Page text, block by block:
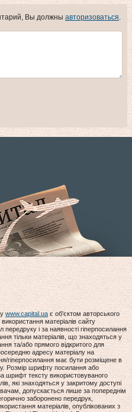
Вы должны авторизоваться.
www.capital.uaє об'єктом авторського
матеріалів сайту
і за наявності гіперпосилання
тільки матеріалів, що знаходяться у
та/або прямого відкритого для
адресу матеріалу на
гіперпосилання має бути розміщене в
Розмір шрифту посилання або
шрифт тексту використовуваного
які знаходяться у закритому доступі
допускається лише за попереднім
заборонено передрук,
матеріалів, опублікованих з